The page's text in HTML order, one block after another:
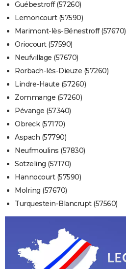
Guébestroff (57260)
Lemoncourt (57590)
Marimont-lès-Bénestroff (57670)
Oriocourt (57590)
Neufvillage (57670)
Rorbach-lès-Dieuze (57260)
Lindre-Haute (57260)
Zommange (57260)
Pévange (57340)
Obreck (57170)
Aspach (57790)
Neufmoulins (57830)
Sotzeling (57170)
Hannocourt (57590)
Molring (57670)
Turquestein-Blancrupt (57560)